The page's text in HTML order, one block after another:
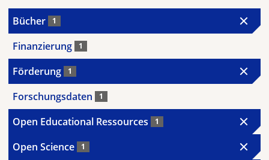
Bücher 1
Finanzierung 1
Förderung 1
Forschungsdaten 1
Open Educational Ressources 1
Open Science 1